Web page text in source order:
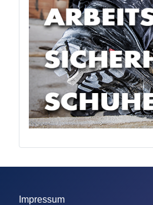
Impressum